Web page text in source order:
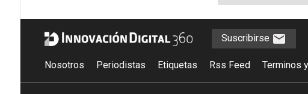
a
la
página
Suscribirse
Nosotros Periodistas Etiquetas Rss Feed Terminos